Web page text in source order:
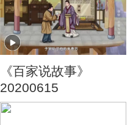
《百家说故事》
20200615